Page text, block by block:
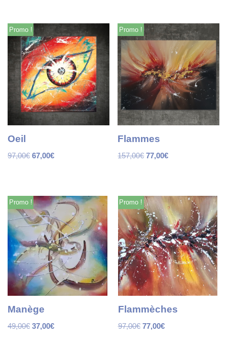
Promo !
Oeil
97,00€ 67,00€
Promo !
Flammes
157,00€ 77,00€
Promo !
Manège
49,00€ 37,00€
Promo !
Flammèches
97,00€ 77,00€